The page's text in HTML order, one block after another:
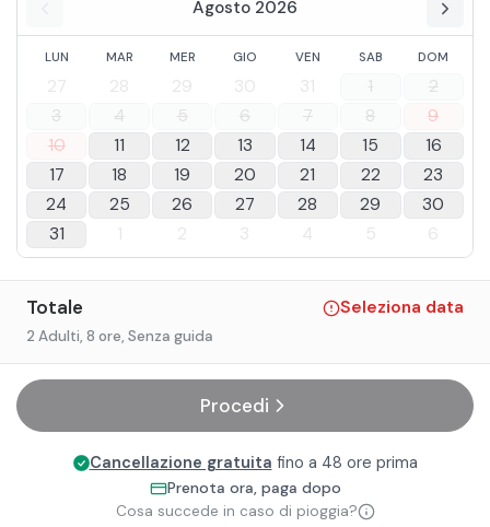
Agosto 2026
LUN MAR MER GIO VEN SAB DOM
27 28 29 30 31 1
2
3
4 5 6 7 8
9
10
11 12 13 14 15
16
17
18 19 20 21 22
23
24
25 26 27 28 29
30
31
1 2 3 4 5 6
Totale Seleziona data
2 Adulti, 8 ore, Senza guida
Procedi
Cancellazione gratuita fino a 48 ore prima
Prenota ora, paga dopo
Cosa succede in caso di pioggia?